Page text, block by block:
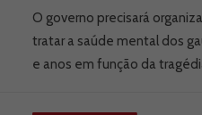
O governo precisará
tratar a saúde mental dos
e anos em função da